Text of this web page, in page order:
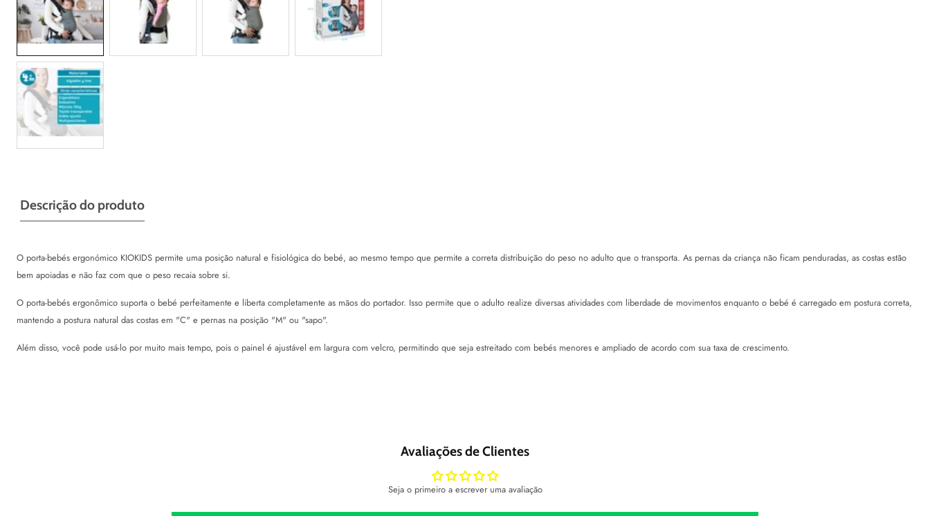
Descrição do produto
O porta-bebés ergonómico KIOKIDS permite uma posição natural e fisiológica do bebé, ao mesmo tempo que permite a correta distribuição do peso no adulto que o transporta. As pernas da criança não ficam penduradas, as costas estão
bem apoiadas e não faz com que o peso recaia sobre si.
O porta-bebés ergonômico suporta o bebé perfeitamente e liberta completamente as mãos do portador. Isso permite que o adulto realize diversas atividades com liberdade de movimentos enquanto o bebé é carregado em postura correta,
mantendo a postura natural das costas em "C" e pernas na posição "M" ou "sapo".
Além disso, você pode usá-lo por muito mais tempo, pois o painel é ajustável em largura com velcro, permitindo que seja estreitado com bebés menores e ampliado de acordo com sua taxa de crescimento.
Avaliações de Clientes
Seja o primeiro a escrever uma avaliação